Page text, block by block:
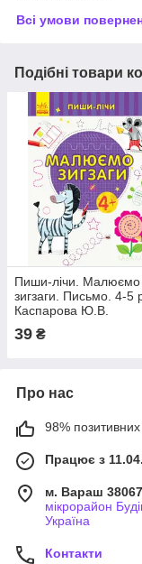
Всі умови
Подібні товари
Пиши-лічи. Малюємо
зигзаги. Письмо. 4-5
Каспарова Ю.В.
39 ₴
Про нас
98% позитивних
Працює з
м. Вараш
мікрорайон
Україна
Контакти